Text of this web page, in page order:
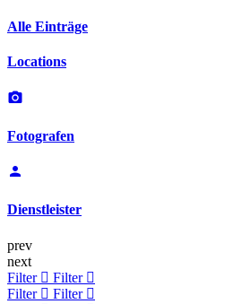
Alle Einträge
Locations
Fotografen
Dienstleister
prev
next
Filter
Filter
Filter
Filter